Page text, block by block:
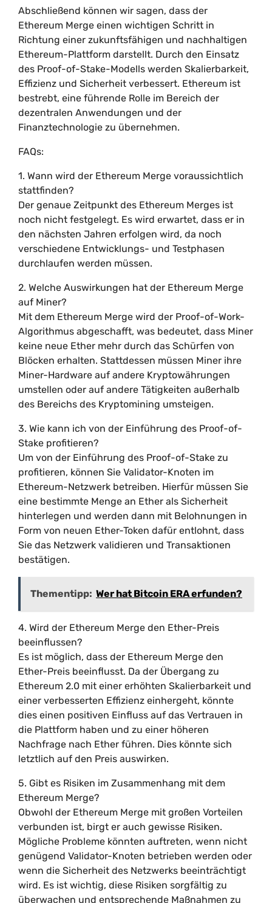
Abschließend können wir sagen, dass der
Ethereum Merge einen wichtigen Schritt in
Richtung einer zukunftsfähigen und nachhaltigen
Ethereum-Plattform darstellt. Durch den Einsatz
des Proof-of-Stake-Modells werden Skalierbarkeit,
Effizienz und Sicherheit verbessert. Ethereum ist
bestrebt, eine führende Rolle im Bereich der
dezentralen Anwendungen und der
Finanztechnologie zu übernehmen.
FAQs:
1. Wann wird der Ethereum Merge voraussichtlich
stattfinden?
Der genaue Zeitpunkt des Ethereum Merges ist
noch nicht festgelegt. Es wird erwartet, dass er in
den nächsten Jahren erfolgen wird, da noch
verschiedene Entwicklungs- und Testphasen
durchlaufen werden müssen.
2. Welche Auswirkungen hat der Ethereum Merge
auf Miner?
Mit dem Ethereum Merge wird der Proof-of-Work-
Algorithmus abgeschafft, was bedeutet, dass Miner
keine neue Ether mehr durch das Schürfen von
Blöcken erhalten. Stattdessen müssen Miner ihre
Miner-Hardware auf andere Kryptowährungen
umstellen oder auf andere Tätigkeiten außerhalb
des Bereichs des Kryptomining umsteigen.
3. Wie kann ich von der Einführung des Proof-of-
Stake profitieren?
Um von der Einführung des Proof-of-Stake zu
profitieren, können Sie Validator-Knoten im
Ethereum-Netzwerk betreiben. Hierfür müssen Sie
eine bestimmte Menge an Ether als Sicherheit
hinterlegen und werden dann mit Belohnungen in
Form von neuen Ether-Token dafür entlohnt, dass
Sie das Netzwerk validieren und Transaktionen
bestätigen.
Thementipp: Wer hat Bitcoin ERA erfunden?
4. Wird der Ethereum Merge den Ether-Preis
beeinflussen?
Es ist möglich, dass der Ethereum Merge den
Ether-Preis beeinflusst. Da der Übergang zu
Ethereum 2.0 mit einer erhöhten Skalierbarkeit und
einer verbesserten Effizienz einhergeht, könnte
dies einen positiven Einfluss auf das Vertrauen in
die Plattform haben und zu einer höheren
Nachfrage nach Ether führen. Dies könnte sich
letztlich auf den Preis auswirken.
5. Gibt es Risiken im Zusammenhang mit dem
Ethereum Merge?
Obwohl der Ethereum Merge mit großen Vorteilen
verbunden ist, birgt er auch gewisse Risiken.
Mögliche Probleme könnten auftreten, wenn nicht
genügend Validator-Knoten betrieben werden oder
wenn die Sicherheit des Netzwerks beeinträchtigt
wird. Es ist wichtig, diese Risiken sorgfältig zu
überwachen und entsprechende Maßnahmen zu